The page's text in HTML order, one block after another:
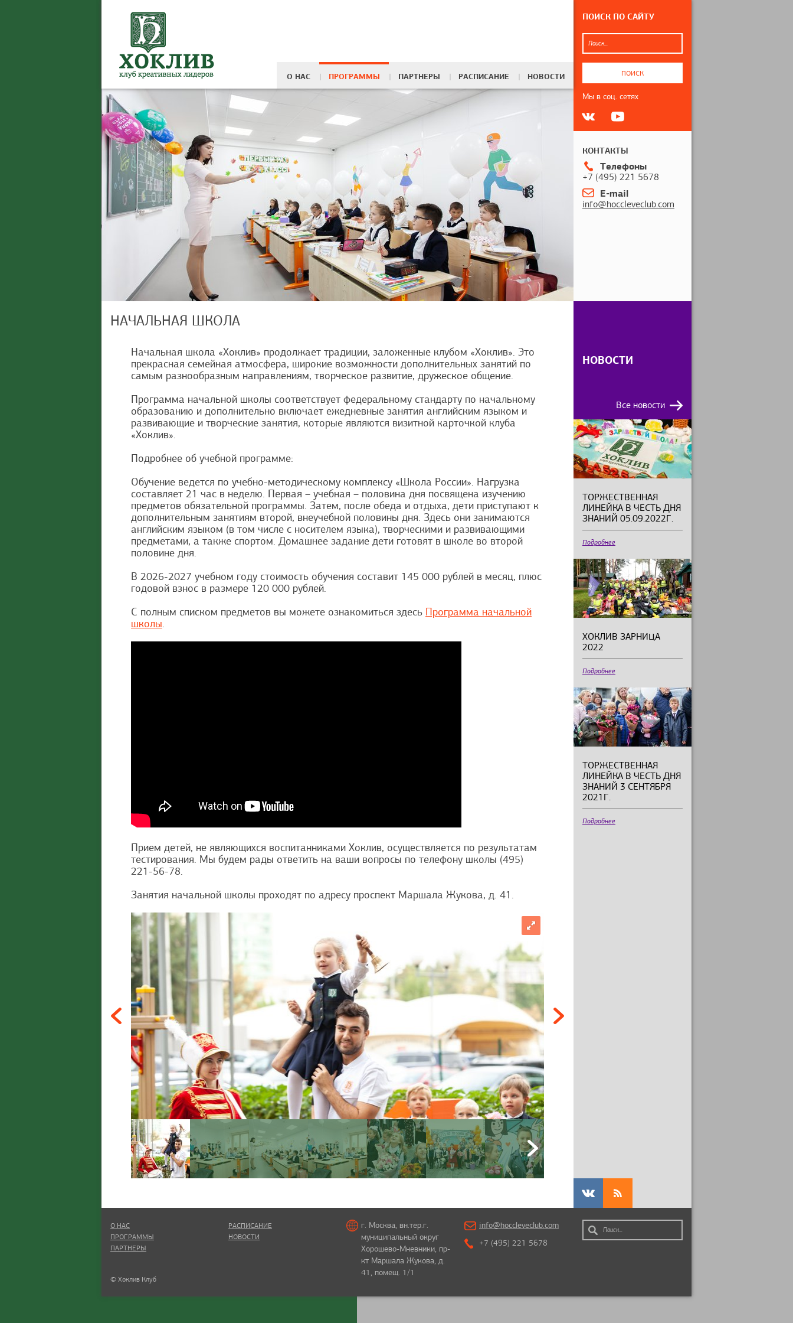
О НАС ПРОГРАММЫ ПАРТНЕРЫ РАСПИСАНИЕ НОВОСТИ
НАЧАЛЬНАЯ ШКОЛА
Начальная школа «Хоклив» продолжает традиции, заложенные клубом «Хоклив». Это
прекрасная семейная атмосфера, широкие возможности дополнительных занятий по
самым разнообразным направлениям, творческое развитие, дружеское общение.
Программа начальной школы соответствует федеральному стандарту по начальному
образованию и дополнительно включает ежедневные занятия английским языком и
развивающие и творческие занятия, которые являются визитной карточкой клуба
«Хоклив».
Подробнее об учебной программе:
Обучение ведется по учебно-методическому комплексу «Школа России». Нагрузка
составляет 21 час в неделю. Первая – учебная – половина дня посвящена изучению
предметов обязательной программы. Затем, после обеда и отдыха, дети приступают к
дополнительным занятиям второй, внеучебной половины дня. Здесь они занимаются
английским языком (в том числе с носителем языка), творческими и развивающими
предметами, а также спортом. Домашнее задание дети готовят в школе во второй
половине дня.
В 2026-2027 учебном году стоимость обучения составит 145 000 рублей в месяц, плюс
годовой взнос в размере 120 000 рублей.
С полным списком предметов вы можете ознакомиться здесь Программа начальной
школы.
Прием детей, не являющихся воспитанниками Хоклив, осуществляется по результатам
тестирования. Мы будем рады ответить на ваши вопросы по телефону школы (495)
221-56-78.
Занятия начальной школы проходят по адресу проспект Маршала Жукова, д. 41.
ПОИСК ПО САЙТУ
Поиск...
ПОИСК
Мы в соц. сетях
КОНТАКТЫ
Телефоны
+7 (495) 221 5678
E-mail
info@hoccleveclub.com
НОВОСТИ
Все новости
ТОРЖЕСТВЕННАЯ
ЛИНЕЙКА В ЧЕСТЬ ДНЯ
ЗНАНИЙ 05.09.2022Г.
Подробнее
ХОКЛИВ ЗАРНИЦА
2022
Подробнее
ТОРЖЕСТВЕННАЯ
ЛИНЕЙКА В ЧЕСТЬ ДНЯ
ЗНАНИЙ 3 СЕНТЯБРЯ
2021Г.
Подробнее
О НАС
ПРОГРАММЫ
ПАРТНЕРЫ
РАСПИСАНИЕ
НОВОСТИ
г. Москва, вн.тер.г.
муниципальный округ
Хорошево-Мневники, пр-
кт Маршала Жукова, д.
41, помещ. 1/1
info@hoccleveclub.com
+7 (495) 221 5678
Поиск...
© Хоклив Клуб